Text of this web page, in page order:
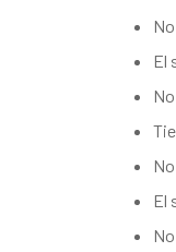
El
El